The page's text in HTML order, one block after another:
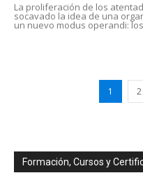
La proliferación de los
socavado la idea de una
un nuevo modus operandi:
1 2
Formación, Cursos y